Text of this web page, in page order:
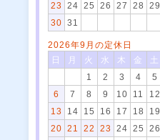
23
24 25 26 27 28
29
30
31
2026年9月の定休日
日
月 火 水 木 金
土
1
2 3 4
5
6
7 8 9 10 11
12
13
14 15 16 17 18
19
20
21 22 23 24 25
26